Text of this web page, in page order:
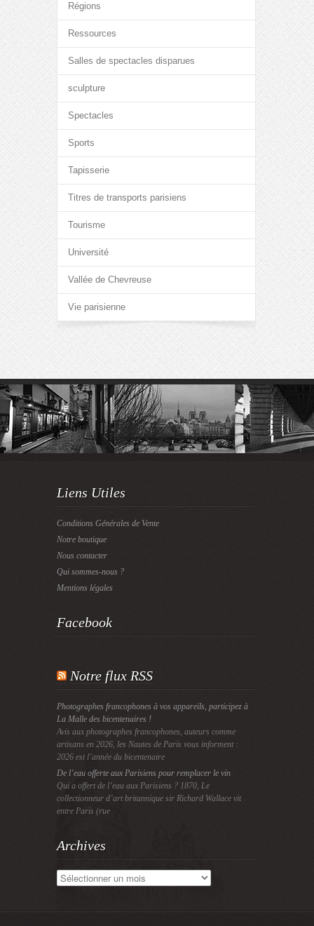
Régions
Ressources
Salles de spectacles disparues
sculpture
Spectacles
Sports
Tapisserie
Titres de transports parisiens
Tourisme
Université
Vallée de Chevreuse
Vie parisienne
Liens Utiles
Conditions Générales de Vente
Notre boutique
Nous contacter
Qui sommes-nous ?
Mentions légales
Facebook
Notre flux RSS
Photographes francophones à vos appareils, participez à
La Malle des bicentenaires !
Avis aux photographes francophones, auteurs comme
artisans en 2026, les Nautes de Paris vous informent :
2026 est l’année du bicentenaire
De l’eau offerte aux Parisiens pour remplacer le vin
Qui a offert de l’eau aux Parisiens ? 1870, Le
collectionneur d’art britannique sir Richard Wallace vit
entre Paris (rue
Archives
Archives